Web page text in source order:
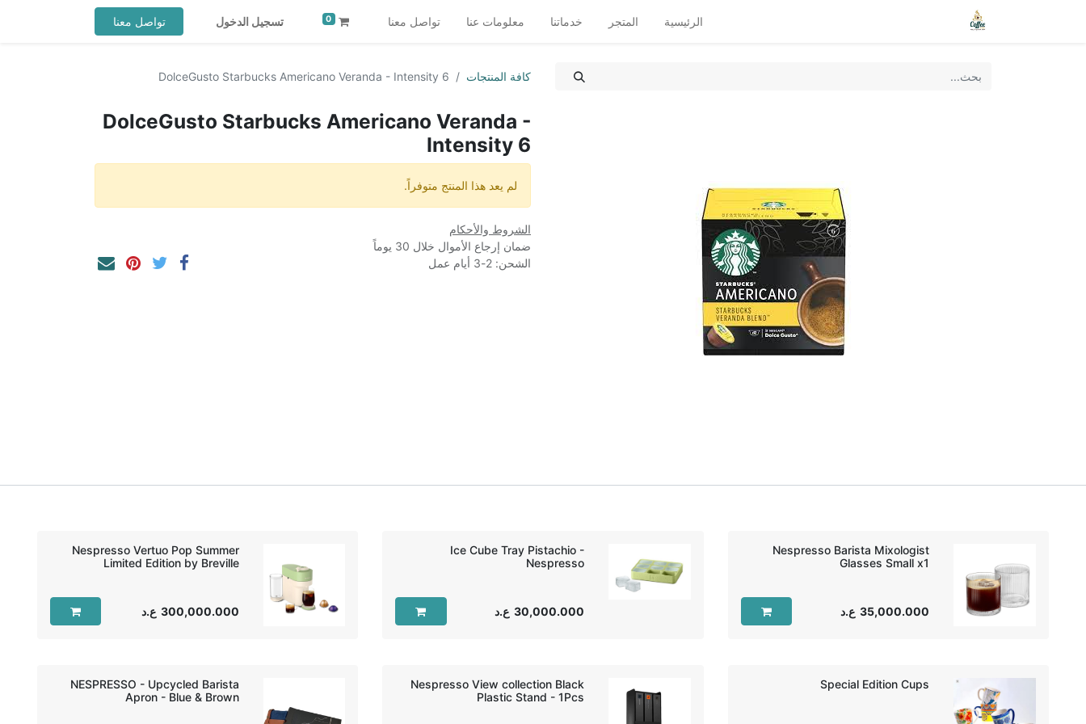
الرئيسية المتجر خدماتنا معلومات عنا تواصل معنا 0 تسجيل الدخول تواصل معنا
كافة المنتجات DolceGusto Starbucks Americano Veranda - Intensity 6
DolceGusto Starbucks Americano Veranda -
Intensity 6
لم يعد هذا المنتج متوفراً.
الشروط والأحكام
ضمان إرجاع الأموال خلال 30 يوماً
الشحن: 2-3 أيام عمل
Nespresso Barista Mixologist
Glasses Small x1‏
35,000.000ع.د
Ice Cube Tray Pistachio -
Nespresso
30,000.000 ع.د
Nespresso Vertuo Pop Summer
Limited Edition by Breville
300,000.000 ع.د
Special Edition Cups
Nespresso View collection Black
Plastic Stand - 1Pcs
NESPRESSO - Upcycled Barista
Apron - Blue & Brown